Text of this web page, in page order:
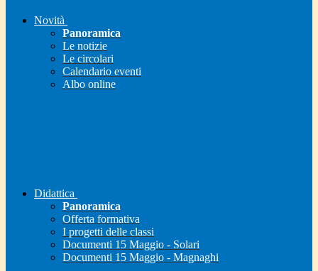
Novità
Panoramica
Le notizie
Le circolari
Calendario eventi
Albo online
Didattica
Panoramica
Offerta formativa
I progetti delle classi
Documenti 15 Maggio - Solari
Documenti 15 Maggio - Magnaghi